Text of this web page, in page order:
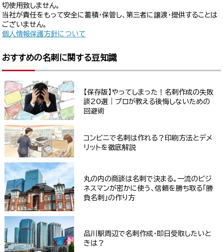
切使用致しません。
当社が責任をもって安全に蓄積・保管し、第三者に譲渡・提供することは
ございません。
個人情報保護方針について
おすすめの名刺に関する豆知識
【保存版】やってしまった！名刺作成の失敗
談20選｜プロが教える後悔しないための
回避術
コンビニで名刺は作れる？印刷方法とデメ
リットを徹底解説
丸の内の商談は名刺で決まる。一流のビジ
ネスマンが密かに使う、信頼を勝ち取る「勝
負名刺」の作り方
品川駅周辺で名刺作成・即日受取したいと
きは？